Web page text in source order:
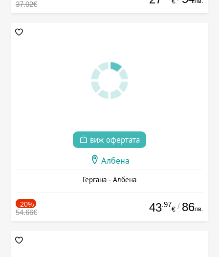
37.02€
виж офертата
Албена
Гергана - Албена
-20%
54.66€ 43.97
€ / 86лв.